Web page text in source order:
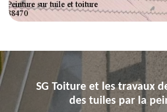
SG Toiture et les travaux
des tuiles par la